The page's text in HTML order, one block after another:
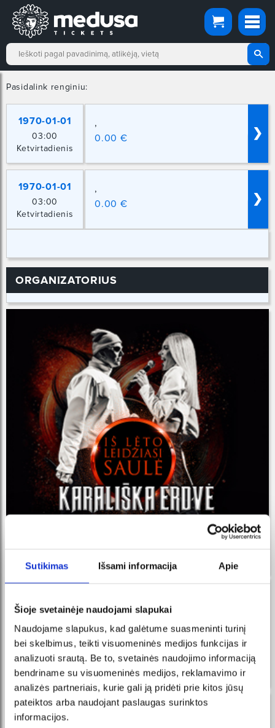
Sutikimas Išsami informacija Apie
Šioje svetainėje naudojami slapukai
Naudojame slapukus, kad galėtume suasmeninti turinį
bei skelbimus, teikti visuomeninės medijos funkcijas ir
analizuoti srautą. Be to, svetainės naudojimo informaciją
bendriname su visuomeninės medijos, reklamavimo ir
analizės partneriais, kurie gali ją pridėti prie kitos jūsų
pateiktos arba naudojant paslaugas surinktos
informacijos.
Pasidalink renginiu:
1970-01-01
03:00
Ketvirtadienis
,
0.00 €
❯
1970-01-01
03:00
Ketvirtadienis
,
0.00 €
❯
ORGANIZATORIUS
renginius ir vykdomas akcijas!
Gauk žinutes į Messenger, pirk
bilietus tiesiai iš mūsų išmanaus
UŽSISAKYTI
naujienos tavo el. pašte